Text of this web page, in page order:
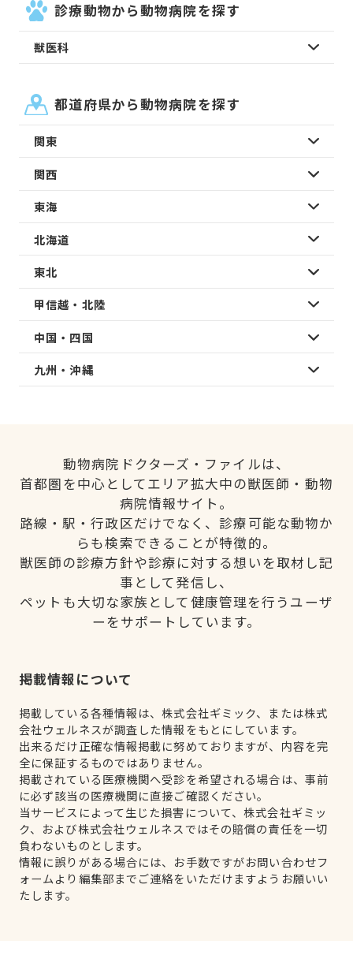
診療動物から動物病院を探す
獣医科
都道府県から動物病院を探す
関東
関西
東海
北海道
東北
甲信越・北陸
中国・四国
九州・沖縄
動物病院ドクターズ・ファイルは、
首都圏を中心としてエリア拡大中の獣医師・動物
病院情報サイト。
路線・駅・行政区だけでなく、診療可能な動物か
らも検索できることが特徴的。
獣医師の診療方針や診療に対する想いを取材し記
事として発信し、
ペットも大切な家族として健康管理を行うユーザ
ーをサポートしています。
掲載情報について
掲載している各種情報は、株式会社ギミック、または株式
会社ウェルネスが調査した情報をもとにしています。
出来るだけ正確な情報掲載に努めておりますが、内容を完
全に保証するものではありません。
掲載されている医療機関へ受診を希望される場合は、事前
に必ず該当の医療機関に直接ご確認ください。
当サービスによって生じた損害について、株式会社ギミッ
ク、および株式会社ウェルネスではその賠償の責任を一切
負わないものとします。
情報に誤りがある場合には、お手数ですがお問い合わせフ
ォームより編集部までご連絡をいただけますようお願いい
たします。